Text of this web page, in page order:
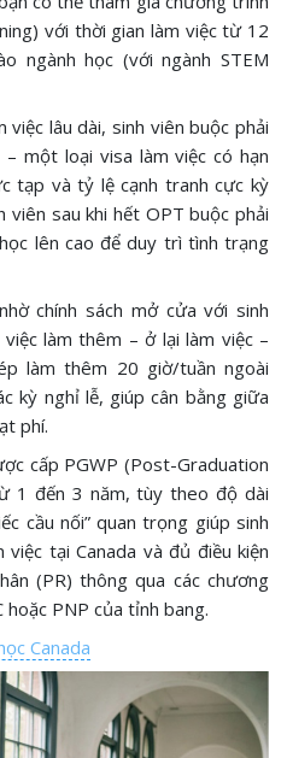
với thời gian làm việc từ 12
ngành học (với ngành STEM
việc lâu dài, sinh viên buộc phải
một loại visa làm việc có hạn
tạp và tỷ lệ cạnh tranh cực kỳ
viên sau khi hết OPT buộc phải
lên cao để duy trì tình trạng
chính sách mở cửa với sinh
làm thêm – ở lại làm việc –
làm thêm 20 giờ/tuần ngoài
kỳ nghỉ lễ, giúp cân bằng giữa
phí.
cấp PGWP (Post-Graduation
1 đến 3 năm, tùy theo độ dài
cầu nối” quan trọng giúp sinh
tại Canada và đủ điều kiện
(PR) thông qua các chương
PNP của tỉnh bang.
Canada